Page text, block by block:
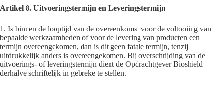
Artikel 8. Uitvoeringstermijn en Leveringstermijn
1. Is binnen de looptijd van de overeenkomst voor de voltooiing van
bepaalde werkzaamheden of voor de levering van producten een
termijn overeengekomen, dan is dit geen fatale termijn, tenzij
uitdrukkelijk anders is overeengekomen. Bij overschrijding van de
uitvoerings- of leveringstermijn dient de Opdrachtgever Bioshield
derhalve schriftelijk in gebreke te stellen.